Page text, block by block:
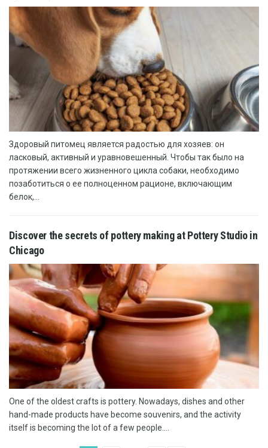
Здоровый питомец является радостью для хозяев: он
ласковый, активный и уравновешенный. Чтобы так было на
протяжении всего жизненного цикла собаки, необходимо
позаботиться о ее полноценном рационе, включающим
белок,...
Discover the secrets of pottery making at Pottery Studio in
Chicago
One of the oldest crafts is pottery. Nowadays, dishes and other
hand-made products have become souvenirs, and the activity
itself is becoming the lot of a few people....